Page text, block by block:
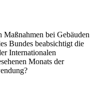
Maßnahmen bei Gebäuden
Bundes beabsichtigt die
Internationalen
Monats der